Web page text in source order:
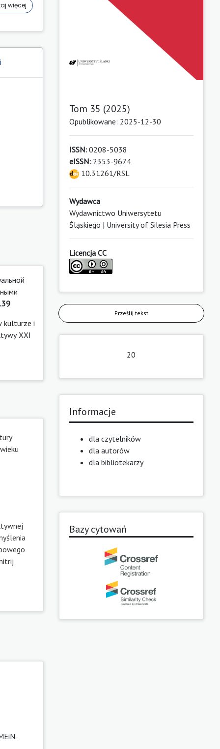
więcej
kulturze i
XXI
Tom 35 (2025)
Opublikowane: 2025-12-30
ISSN:0208-5038
eISSN:2353-9674
10.31261/RSL
Wydawca
Wydawnictwo Uniwersytetu
Śląskiego | University of Silesia Press
Licencja CC
Prześlij tekst
20
Informacje
dla czytelników
dla autorów
dla bibliotekarzy
Bazy cytowań